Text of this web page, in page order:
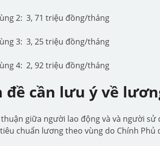
2: 3, 71 triệu đồng/tháng
3: 3, 25 triệu đồng/tháng
4: 2, 92 triệu đồng/tháng
đề cần lưu ý về
giữa người lao động và và người
chuẩn lương theo vùng do Chính Phủ